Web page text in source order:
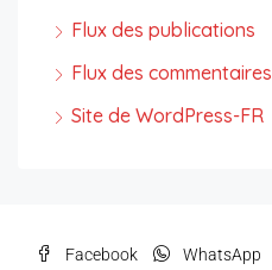
Flux des publications
Flux des commentaires
Site de WordPress-FR
Facebook WhatsApp